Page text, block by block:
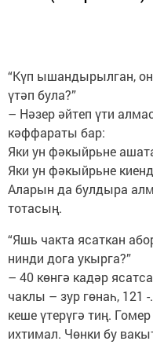
“Күп ышандырылган,
үтәп була?”
– Нәзер әйтеп үти
кәффараты бар:
Яки ун фәкыйрьне
Яки ун фәкыйрьне
Аларын да булдыра
тотасың.
“Яшь чакта ясаткан
нинди дога укырга?”
– 40 көнгә кадәр
чаклы – зур гөнаһ, 121
кеше үтерүгә тиң.
ихтимал. Чөнки бу